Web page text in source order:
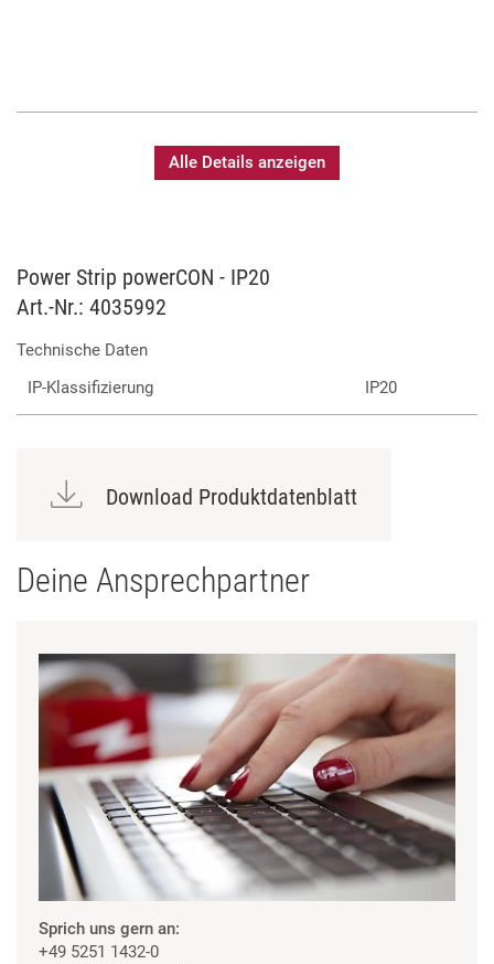
Alle Details anzeigen
Power Strip powerCON - IP20
Art.-Nr.: 4035992
Technische Daten
IP-Klassifizierung
IP20
Download Produktdatenblatt
Deine Ansprechpartner
Sprich uns gern an:
+49 5251 1432-0